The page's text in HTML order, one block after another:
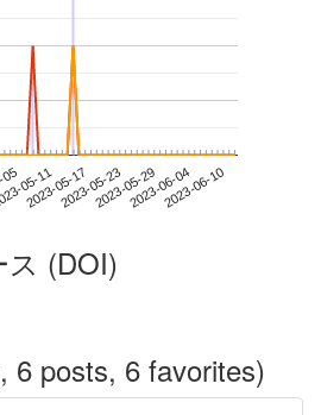
05-11
2023-05-172023-05-232023-05-292023-06-042023-06-10
(DOI)
6 posts, 6 favorites)